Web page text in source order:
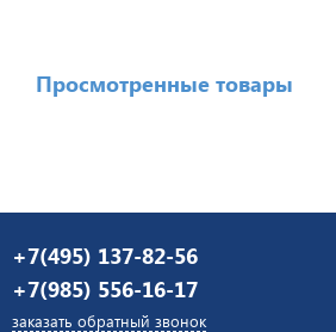
Просмотренные товары
+7(495) 137-82-56
+7(985) 556-16-17
заказать обратный звонок